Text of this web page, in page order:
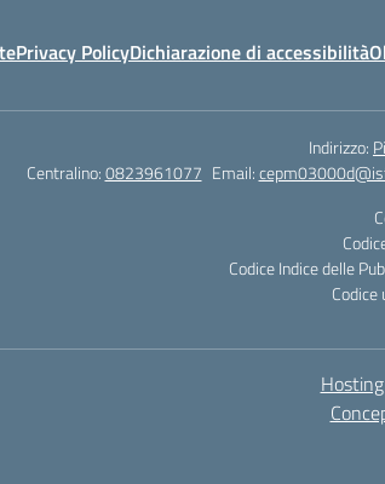
Privacy PolicyDichiarazione di accessibilità
Indirizzo:
Centralino:0823961077 Email:
Codice Indice delle
Codice